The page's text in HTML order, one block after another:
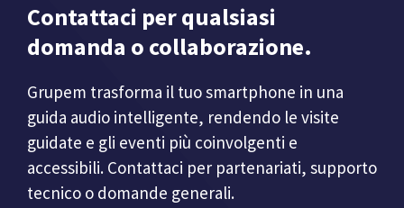
Contattaci per qualsiasi
domanda o collaborazione.
Grupem trasforma il tuo smartphone in una
guida audio intelligente, rendendo le visite
guidate e gli eventi più coinvolgenti e
accessibili. Contattaci per partenariati, supporto
tecnico o domande generali.